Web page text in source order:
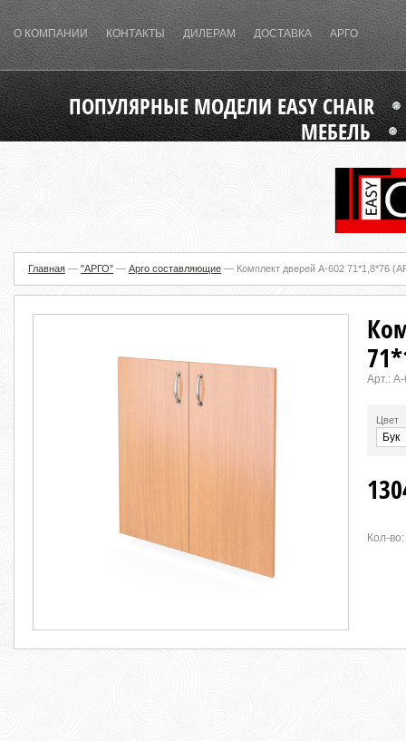
О КОМПАНИИ КОНТАКТЫ ДИЛЕРАМ ДОСТАВКА АРГО
ПОПУЛЯРНЫЕ МОДЕЛИ EASY CHAIR
МЕБЕЛЬ
Главная — "АРГО" — Арго составляющие — Комплект дверей А-602 71*1,8*76
Арт.: А-
Цвет
Кол-во: